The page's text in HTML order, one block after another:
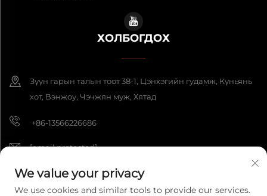
ХОЛБОГДОХ
Зүүн гарын талын тоот 38-1, Цэнхэгийн гудамж, Күньянь
хот, Вэнжоу, Чэчжян муж, Хятад
+86-13566226686
[email protected]
We value your privacy
We use cookies and similar tools to provide our services.